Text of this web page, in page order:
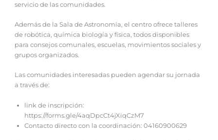
servicio de las comunidades.
Además de la Sala de Astronomía, el centro ofrece talleres
de robótica, química biología y física, todos disponibles
para consejos comunales, escuelas, movimientos sociales y
grupos organizados.
Las comunidades interesadas pueden agendar su jornada
a través de:
link de inscripción:
https://forms.gle/4aqDpcCt4jXiqCzM7
Contacto directo con la coordinación: 04160900629